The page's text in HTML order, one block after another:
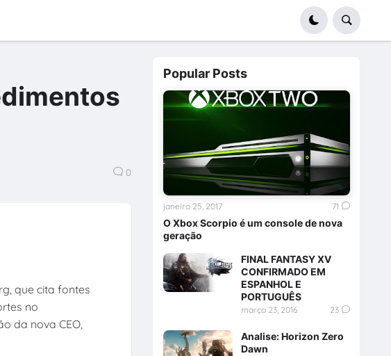
0
que cita fontes
no
da nova CEO,
Popular Posts
O Xbox Scorpio é um console de nova
geração
janeiro 25, 2017 71
FINAL FANTASY XV
CONFIRMADO EM
ESPANHOL E
PORTUGUÊS
março 23, 2016 23
Analise: Horizon Zero
Dawn